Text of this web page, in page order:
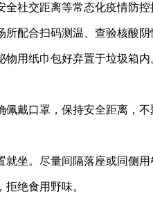
社交距离等常态化疫情防控
配合扫码测温、查验核酸阴
用纸巾包好弃置于垃圾箱内
戴口罩，保持安全距离，
坐。尽量间隔落座或同侧
绝食用野味。